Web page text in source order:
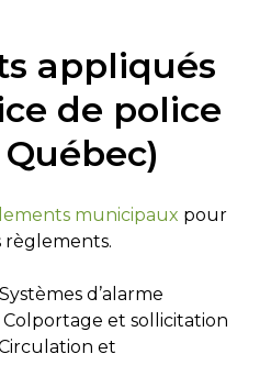
appliqués
de police
municipaux pour
règlements.
d’alarme
Colportage et sollicitation
Circulation et